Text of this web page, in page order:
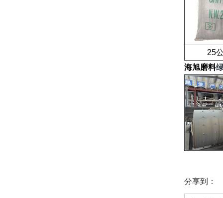
25公
海旭磨料
分享到：